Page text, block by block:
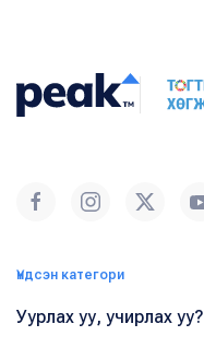
Үндсэн категори
Уурлах уу, учирлах уу?